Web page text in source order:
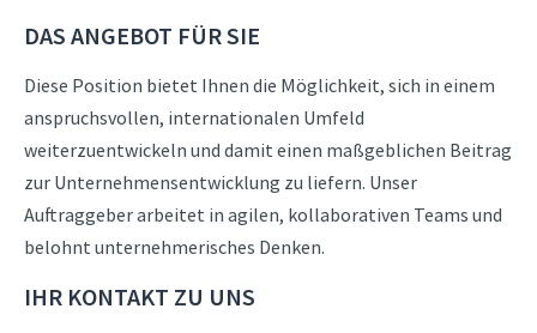
DAS ANGEBOT FÜR SIE
Diese Position bietet Ihnen die Möglichkeit, sich in einem
anspruchsvollen, internationalen Umfeld
weiterzuentwickeln und damit einen maßgeblichen Beitrag
zur Unternehmensentwicklung zu liefern. Unser
Auftraggeber arbeitet in agilen, kollaborativen Teams und
belohnt unternehmerisches Denken.
IHR KONTAKT ZU UNS